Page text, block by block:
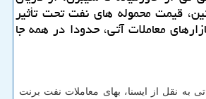
قیمت محموله های نفت تحت تأثیر
معاملات آتی، حدودا در همه جا
به نقل از ایسنا، بهای معاملات نفت برنت